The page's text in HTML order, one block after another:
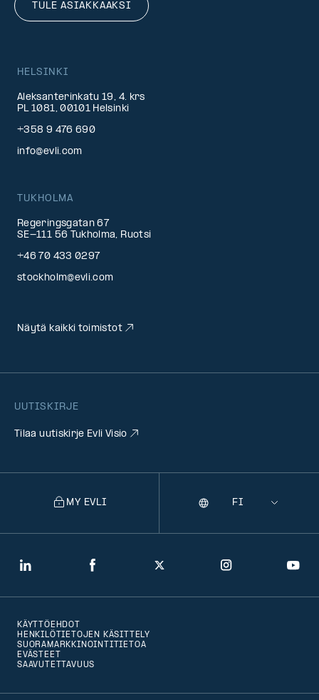
TULE ASIAKKAAKSI
UUTISKIRJE
Tilaa uutiskirje Evli Visio
HELSINKI
Aleksanterinkatu 19, 4. krs
PL 1081, 00101 Helsinki
+358 9 476 690
info@evli.com
TUKHOLMA
Regeringsgatan 67
SE-111 56 Tukholma, Ruotsi
+46 70 433 0297
stockholm@evli.com
Näytä kaikki toimistot
LinkedIn Facebook Twitter Instagram
MY EVLI
Selecting
the
Kieli
KÄYTTÖEHDOT
HENKILÖTIETOJEN KÄSITTELY
SUORAMARKKINOINTITIETOA
EVÄSTEET
SAAVUTETTAVUUS